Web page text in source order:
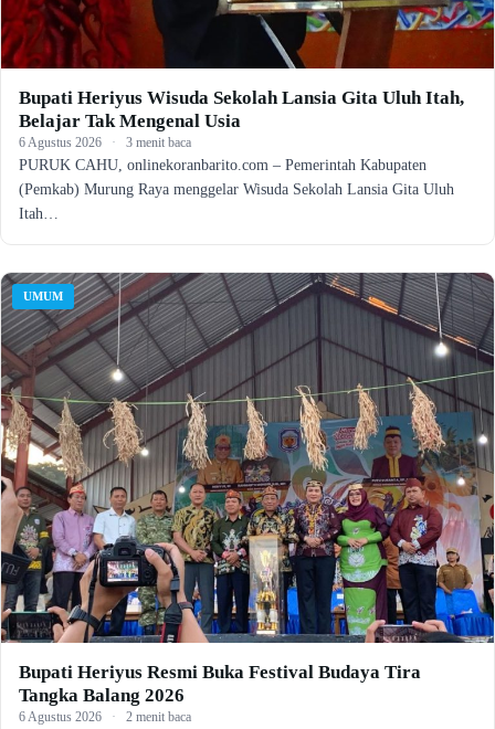
Bupati Heriyus Wisuda Sekolah Lansia Gita Uluh Itah,
Belajar Tak Mengenal Usia
6 Agustus 2026 · 3 menit baca
PURUK CAHU, onlinekoranbarito.com – Pemerintah Kabupaten
(Pemkab) Murung Raya menggelar Wisuda Sekolah Lansia Gita Uluh
Itah…
UMUM
Bupati Heriyus Resmi Buka Festival Budaya Tira
Tangka Balang 2026
6 Agustus 2026 · 2 menit baca